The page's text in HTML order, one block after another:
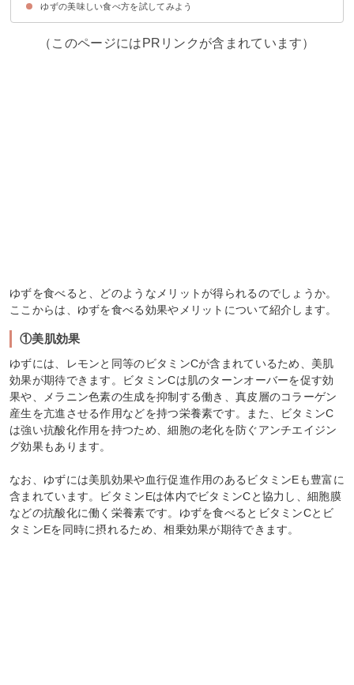
①美肌効果
②風邪の予防
③腸内環境の改善
ゆずの美味しい食べ方を試してみよう
（このページにはPRリンクが含まれています）
ゆずを食べると、どのようなメリットが得られるのでしょうか。
ここからは、ゆずを食べる効果やメリットについて紹介します。
①美肌効果
ゆずには、レモンと同等のビタミンCが含まれているため、美肌
効果が期待できます。ビタミンCは肌のターンオーバーを促す効
果や、メラニン色素の生成を抑制する働き、真皮層のコラーゲン
産生を亢進させる作用などを持つ栄養素です。また、ビタミンC
は強い抗酸化作用を持つため、細胞の老化を防ぐアンチエイジン
グ効果もあります。
なお、ゆずには美肌効果や血行促進作用のあるビタミンEも豊富に
含まれています。ビタミンEは体内でビタミンCと協力し、細胞膜
などの抗酸化に働く栄養素です。ゆずを食べるとビタミンCとビ
タミンEを同時に摂れるため、相乗効果が期待できます。